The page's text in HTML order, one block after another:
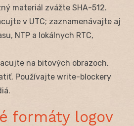
materiál zvážte SHA-512.
v UTC; zaznamenávajte aj
NTP a lokálnych RTC,
na bitových obrazoch,
Používajte write-blockery
formáty logov